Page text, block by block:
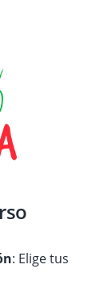
: Elige tus